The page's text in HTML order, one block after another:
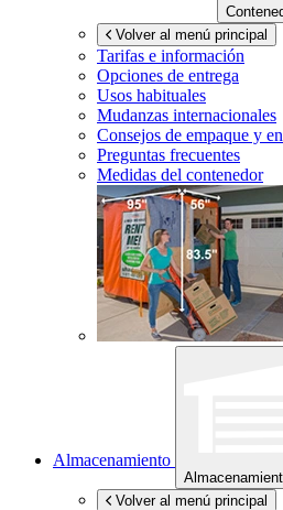
Volver al menú principal
Tarifas e información
Opciones de entrega
Usos habituales
Mudanzas internacionales
Consejos de empaque y
Preguntas frecuentes
Medidas del contenedor
Almacenamiento
Volver al menú principal